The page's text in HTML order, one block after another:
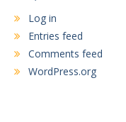
Log in
Entries feed
Comments feed
WordPress.org